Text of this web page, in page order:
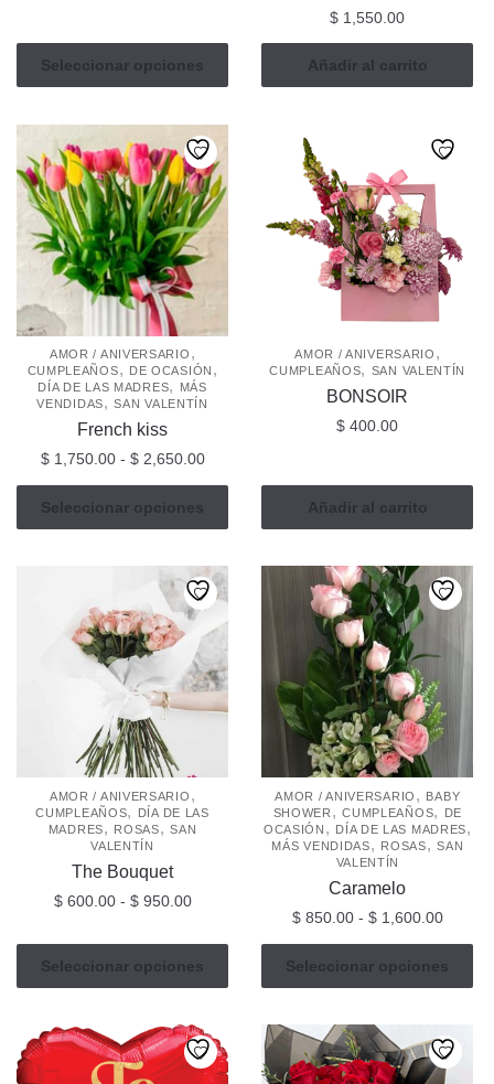
Seleccionar opciones
opciones
se
pueden
elegir
en
la
página
de
producto
$ 1,550.00
Añadir al carrito
AMOR / ANIVERSARIO ,
CUMPLEAÑOS, DE OCASIÓN ,
DÍA DE LAS MADRES,
MÁS
VENDIDAS,SAN VALENTÍN
French kiss
$1,750.00 - $2,650.00Rango
de
desde
hasta
$ 2,650.00
Seleccionar opciones
producto
múltiples
variantes.
Las
opciones
se
pueden
elegir
en
la
página
de
producto
AMOR / ANIVERSARIO ,
CUMPLEAÑOS, SAN VALENTÍN
BONSOIR
$ 400.00
Añadir al carrito
AMOR / ANIVERSARIO ,
CUMPLEAÑOS,
DÍA DE LAS
MADRES, ROSAS,SAN
VALENTÍN
The Bouquet
$600.00 - $950.00Rango
precios:
desde
hasta
$ 950.00
Seleccionar opciones
Este
producto
múltiples
variantes.
Las
AMOR / ANIVERSARIO , BABY
SHOWER ,CUMPLEAÑOS,
DE
OCASIÓN , DÍA DE LAS MADRES,
MÁS VENDIDAS, ROSAS,SAN
VALENTÍN
Caramelo
$850.00 - $1,600.00Rango
de
desde
hasta
$
Seleccionar opciones
producto
múltiples
variantes.